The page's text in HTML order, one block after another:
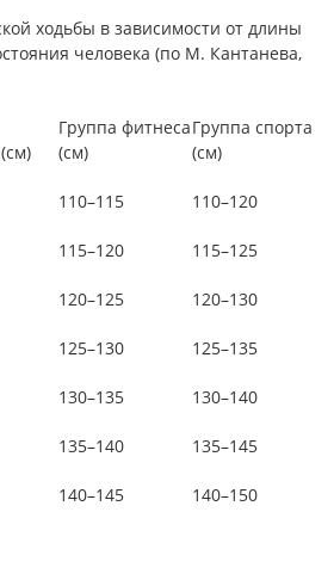
ходьбы в зависимости от длины
человека (по М. Кантанева,
Группа фитнеса
(см)
Группа спорта
(см)
110–115 110–120
115–120 115–125
120–125 120–130
125–130 125–135
130–135 130–140
135–140 135–145
140–145 140–150